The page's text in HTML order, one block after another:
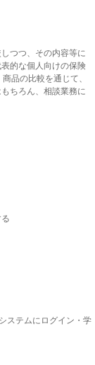
つつ、その内容等に
的な個人向けの保険
品の比較を通じて、
ちろん、相談業務に
ステムにログイン・学